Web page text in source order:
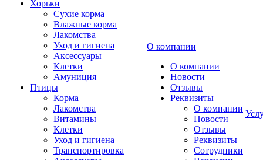
Хорьки
Сухие корма
Влажные корма
Лакомства
Уход и гигиена
Аксессуары
Клетки
Амуниция
Птицы
Корма
Лакомства
Витамины
Клетки
Уход и гигиена
Транспортировка
О компании
О компании
Новости
Отзывы
Реквизиты
О компании
Новости
Отзывы
Реквизиты
Сотрудники